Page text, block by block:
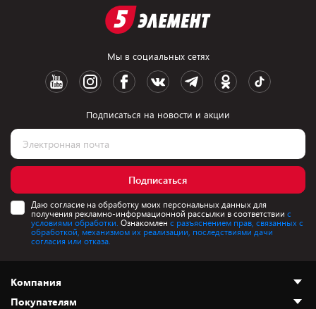
Мы в социальных сетях
Подписаться на новости и акции
Подписаться
Даю согласие на обработку моих персональных данных для
получения рекламно-информационной рассылки в соответствии с
условиями обработки. Ознакомлен с разъяснением прав, связанных с
обработкой, механизмом их реализации, последствиями дачи
согласия или отказа.
Компания
Покупателям